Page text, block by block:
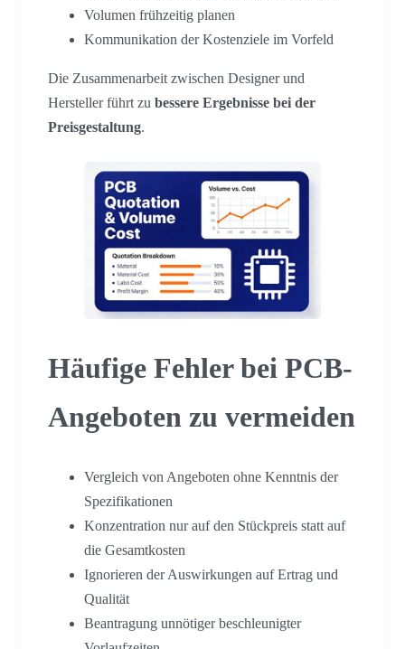
Volumen frühzeitig planen
Kommunikation der Kostenziele im Vorfeld
Die Zusammenarbeit zwischen Designer und
Hersteller führt zu bessere Ergebnisse bei der
Preisgestaltung.
Häufige Fehler bei PCB-
Angeboten zu vermeiden
Vergleich von Angeboten ohne Kenntnis der
Spezifikationen
Konzentration nur auf den Stückpreis statt auf
die Gesamtkosten
Ignorieren der Auswirkungen auf Ertrag und
Qualität
Beantragung unnötiger beschleunigter